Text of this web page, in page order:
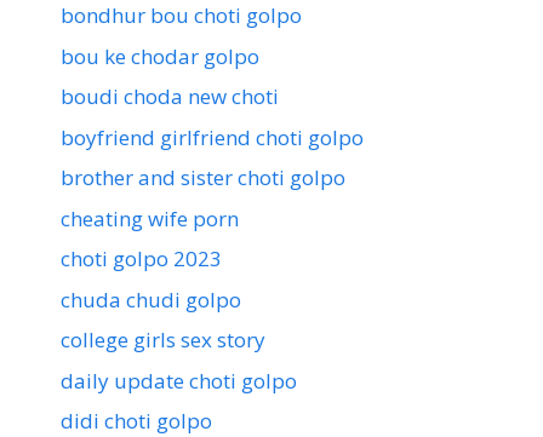
bondhur bou choti golpo
bou ke chodar golpo
boudi choda new choti
boyfriend girlfriend choti golpo
brother and sister choti golpo
cheating wife porn
choti golpo 2023
chuda chudi golpo
college girls sex story
daily update choti golpo
didi choti golpo